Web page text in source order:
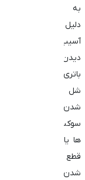
به
دلیل
آسیب
دیدن
باتری،
شل
شدن
سوکت
‌ها یا
قطع
شدن